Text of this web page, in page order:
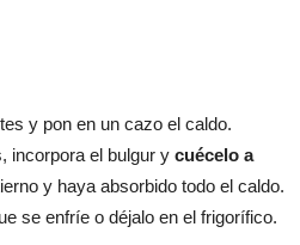
y pon en un cazo el caldo.
incorpora el bulgur y cuécelo a
y haya absorbido todo el caldo.
se enfríe o déjalo en el frigorífico.